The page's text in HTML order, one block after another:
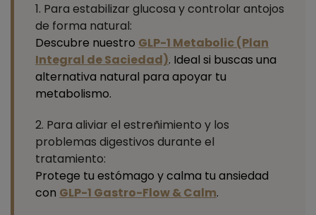
1. Para estabilizar glucosa y controlar antojos
de forma natural:
Descubre nuestro GLP-1 Metabolic (Plan
Integral de Saciedad). Ideal si buscas una
alternativa natural para apoyar tu
metabolismo.
2. Para aliviar el estreñimiento y los
problemas digestivos durante el
tratamiento:
Protege tu estómago y calma tu ansiedad
con GLP-1 Gastro-Flow & Calm.